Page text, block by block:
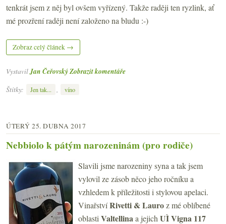
tenkrát jsem z něj byl ovšem vyřízený. Takže raději ten ryzlink, ať
mé prozření raději není založeno na bludu :-)
Zobraz celý článek →
VystavilJan ČeřovskýZobrazit komentáře
Štítky:
Jen tak... , víno
ÚTERÝ 25. DUBNA 2017
Nebbiolo k pátým narozeninám (pro rodiče)
Slavili jsme narozeniny syna a tak jsem
vylovil ze zásob něco jeho ročníku a
vzhledem k příležitosti i stylovou apelaci.
VinařstvíRivetti & Lauroz mé oblíbené
oblastiValtellinaa jejichUÌ Vigna 117